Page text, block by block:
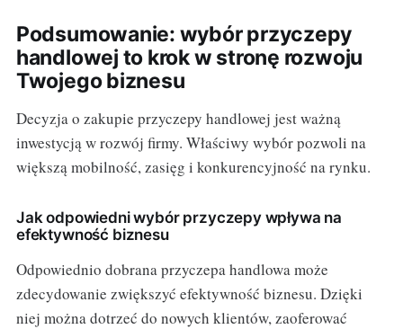
Podsumowanie: wybór przyczepy
handlowej to krok w stronę rozwoju
Twojego biznesu
Decyzja o zakupie przyczepy handlowej jest ważną
inwestycją w rozwój firmy. Właściwy wybór pozwoli na
większą mobilność, zasięg i konkurencyjność na rynku.
Jak odpowiedni wybór przyczepy wpływa na
efektywność biznesu
Odpowiednio dobrana przyczepa handlowa może
zdecydowanie zwiększyć efektywność biznesu. Dzięki
niej można dotrzeć do nowych klientów, zaoferować